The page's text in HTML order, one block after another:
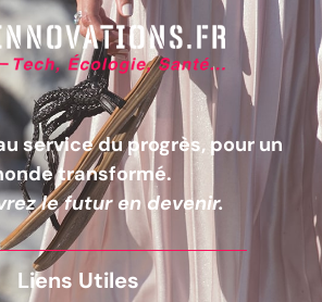
service du progrès, pour un
transformé.
le futur en devenir.
Liens Utiles